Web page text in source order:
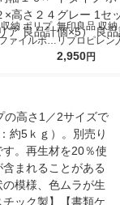
納 ポリプ
ァイルボッ
ダードタ
無印良品 収納
リプロピレン
イルボックス
2,950円
の高さ1／2サイズで
約5ｋｇ）。別売り
。再生材を20％使
まれることがある
模様、色ムラが生
ック製】【書類ケ